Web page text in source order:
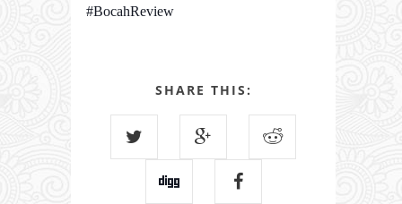
#BocahReview
SHARE THIS: